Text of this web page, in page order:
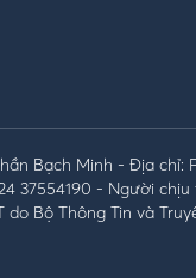
Bạch Minh - Địa chỉ:
37554190 - Người
do Bộ Thông Tin và